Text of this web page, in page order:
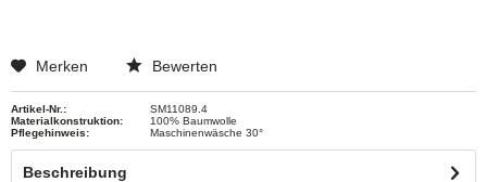
Merken Bewerten
Artikel-Nr.:
SM11089.4
Materialkonstruktion:
100% Baumwolle
Pflegehinweis:
Maschinenwäsche 30°
Beschreibung